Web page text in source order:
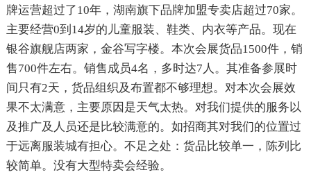
牌运营超过了10年，湖南旗下品牌加盟专卖店超过70家。
主要经营0到14岁的儿童服装、鞋类、内衣等产品。现在
银谷旗舰店两家，金谷写字楼。本次会展货品1500件，销
售700件左右。销售成员4名，多时达7人。其准备参展时
间只有2天，货品组织及布置都不够理想。对本次会展效
果不太满意，主要原因是天气太热。对我们提供的服务以
及推广及人员还是比较满意的。如招商其对我们的位置过
于远离服装城有担心。不足之处：货品比较单一，陈列比
较简单。没有大型特卖会经验。